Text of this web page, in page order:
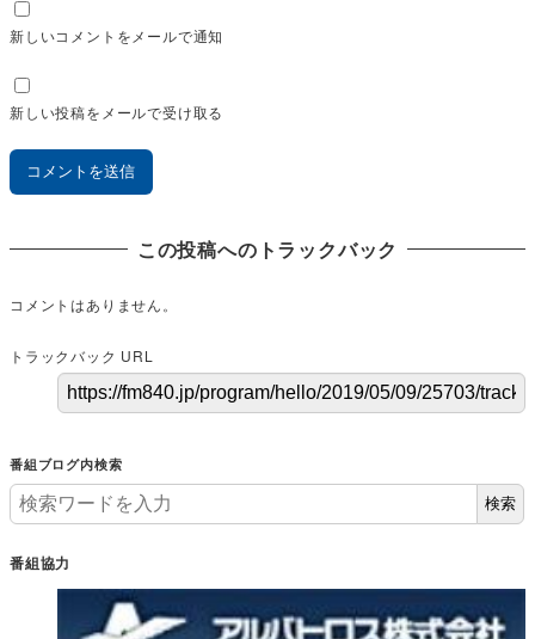
新しいコメントをメールで通知
新しい投稿をメールで受け取る
この投稿へのトラックバック
コメントはありません。
トラックバック URL
番組ブログ内検索
検索
番組協力